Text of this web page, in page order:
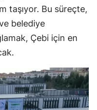
taşıyor. Bu süreçte,
belediye
Çebi için en